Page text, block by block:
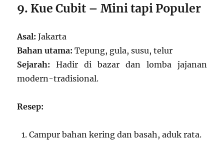
9. Kue Cubit – Mini tapi Populer
Asal: Jakarta
Bahan utama: Tepung, gula, susu, telur
Sejarah: Hadir di bazar dan lomba jajanan
modern-tradisional.
Resep:
Campur bahan kering dan basah, aduk rata.